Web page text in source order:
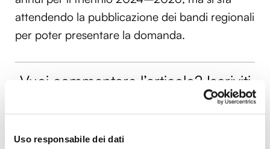
Uso responsabile dei dati
attendendo la pubblicazione dei bandi regionali
per poter presentare la domanda.
Vuoi commentare l’articolo? Iscriviti
alla community e partecipa alla
discussione.
Cocooners è una community che aggrega